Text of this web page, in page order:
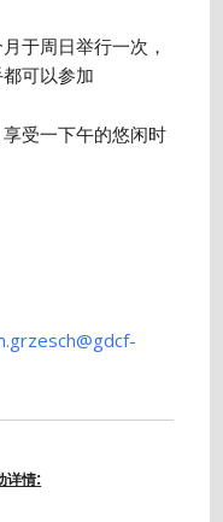
于周日举行一次，
可以参加
受一下午的悠闲时
详情: